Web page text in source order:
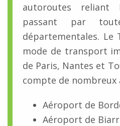
autoroutes
passant par
départementales. Le
mode de transport
de Paris, Nantes et
compte de nombreux
Aéroport de
Aéroport de